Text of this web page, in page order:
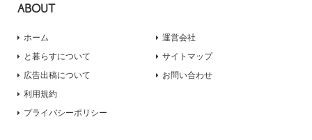
ABOUT
ホーム
と暮らすについて
広告出稿について
運営会社
サイトマップ
お問い合わせ
利用規約
プライバシーポリシー